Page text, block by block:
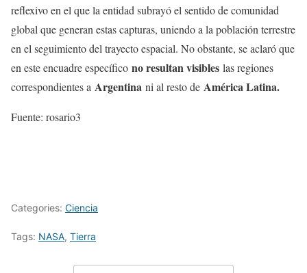
reflexivo en el que la entidad subrayó el sentido de comunidad
global que generan estas capturas, uniendo a la población terrestre
en el seguimiento del trayecto espacial. No obstante, se aclaró que
en este encuadre específico no resultan visibles las regiones
correspondientes a Argentina ni al resto de América Latina.
Fuente: rosario3
Categories: Ciencia
Tags: NASA, Tierra